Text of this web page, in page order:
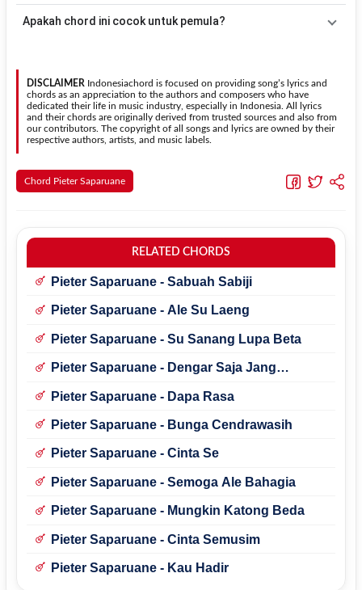
kebutuhan.
Transpose (bawah)untuk menurunkan nada. Seluruh chord akan
Apakah chord ini cocok untuk pemula?
dipelajari oleh pemula tanpa menghilangkan struktur dasar lagu.
DISCLAIMER Indonesiachord is focused on providing song’s lyrics and
chords as an appreciation to the authors and composers who have
dedicated their life in music industry, especially in Indonesia. All lyrics
and their chords are originally derived from trusted sources and also from
our contributors. The copyright of all songs and lyrics are owned by their
respective authors, artists, and music labels.
Chord Pieter Saparuane
RELATED CHORDS
Pieter Saparuane - Sabuah Sabiji
Pieter Saparuane - Ale Su Laeng
Pieter Saparuane - Su Sanang Lupa Beta
Pieter Saparuane - Dengar Saja Jang
Pieter Saparuane - Dapa Rasa
Pieter Saparuane - Bunga Cendrawasih
Pieter Saparuane - Cinta Se
Pieter Saparuane - Semoga Ale Bahagia
Pieter Saparuane - Mungkin Katong Beda
Pieter Saparuane - Cinta Semusim
Pieter Saparuane - Kau Hadir